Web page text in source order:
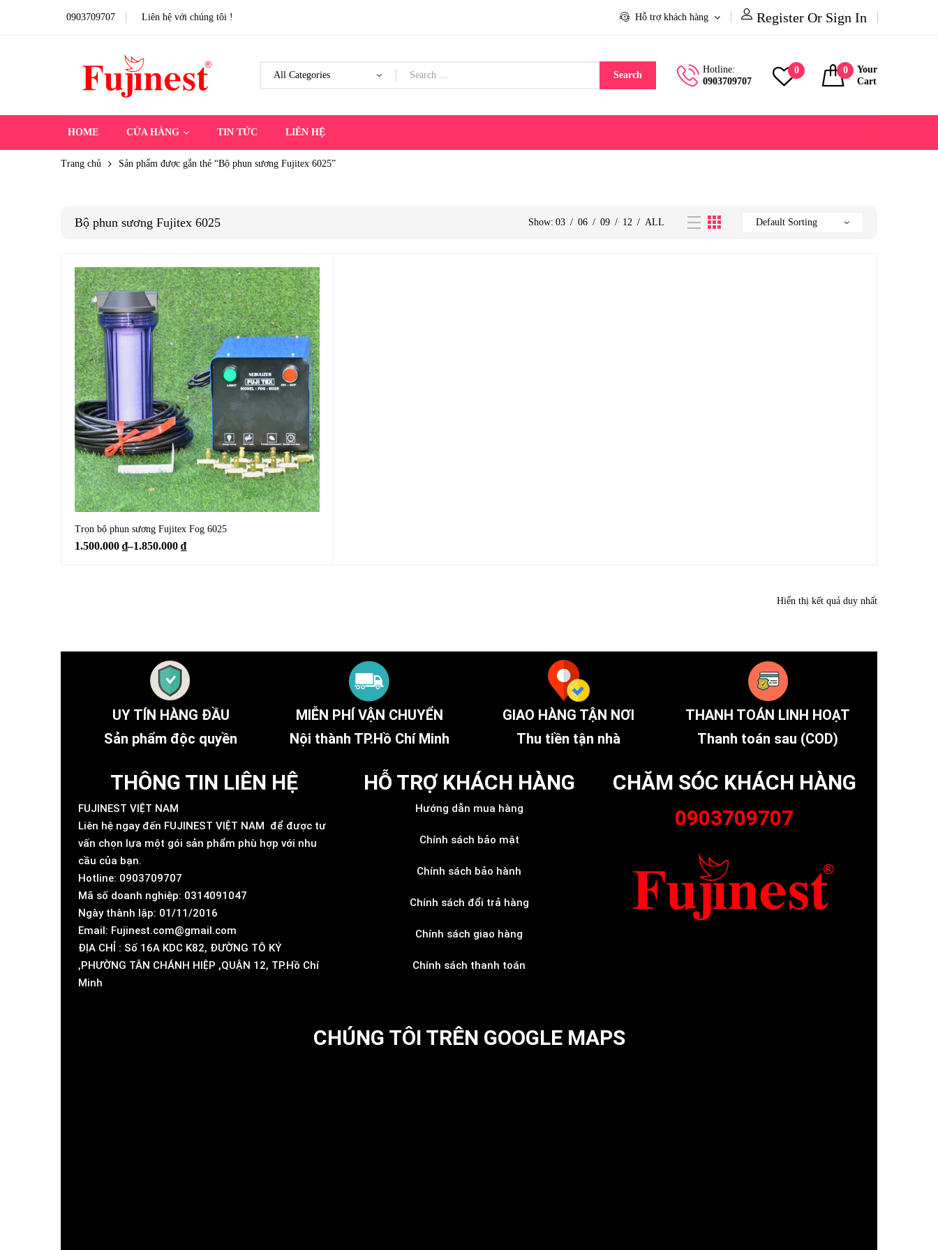
0903709707 Liên hệ với chúng tôi ! Hỗ trợ khách hàng Register Or Sign In
Search
Hotline:
0903709707
0 0
Your
Cart
HOME CỬA HÀNG TIN TỨC LIÊN HỆ
Trang chủ Sản phẩm được gắn thẻ “Bộ phun sương Fujitex 6025”
Bộ phun sương Fujitex 6025 Show: 03 / 06 / 09 / 12 / ALL
Trọn bộ phun sương Fujitex Fog 6025
1.500.000 ₫–1.850.000 ₫
Hiển thị kết quả duy nhất
UY TÍN HÀNG ĐẦU
Sản phẩm độc quyền
MIỄN PHÍ VẬN CHUYỂN
Nội thành TP.Hồ Chí Minh
GIAO HÀNG TẬN NƠI
Thu tiền tận nhà
THANH TOÁN LINH HOẠT
Thanh toán sau (COD)
THÔNG TIN LIÊN HỆ
FUJINEST VIỆT NAM
Liên hệ ngay đến FUJINEST VIỆT NAM để được tư
vấn chọn lựa một gói sản phẩm phù hợp với nhu
cầu của bạn.
Hotline: 0903709707
Mã số doanh nghiệp: 0314091047
Ngày thành lập: 01/11/2016
Email: Fujinest.com@gmail.com
ĐỊA CHỈ : Số 16A KDC K82, ĐƯỜNG TÔ KÝ
,PHƯỜNG TÂN CHÁNH HIỆP ,QUẬN 12, TP.Hồ Chí
Minh
HỖ TRỢ KHÁCH HÀNG
Hướng dẫn mua hàng
Chính sách bảo mật
Chính sách bảo hành
Chính sách đổi trả hàng
Chính sách giao hàng
Chính sách thanh toán
CHĂM SÓC KHÁCH HÀNG
0903709707
CHÚNG TÔI TRÊN GOOGLE MAPS